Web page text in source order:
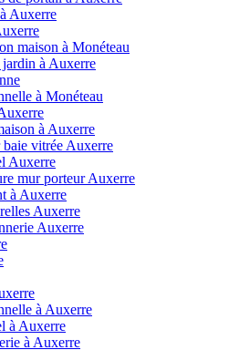
Auxerre
maison à Monéteau
jardin à Auxerre
à Monéteau
à Auxerre
vitrée Auxerre
Auxerre
mur porteur Auxerre
à Auxerre
Auxerre
Auxerre
à Auxerre
à Auxerre
à Auxerre